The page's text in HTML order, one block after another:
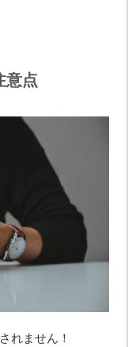
意点
れません！